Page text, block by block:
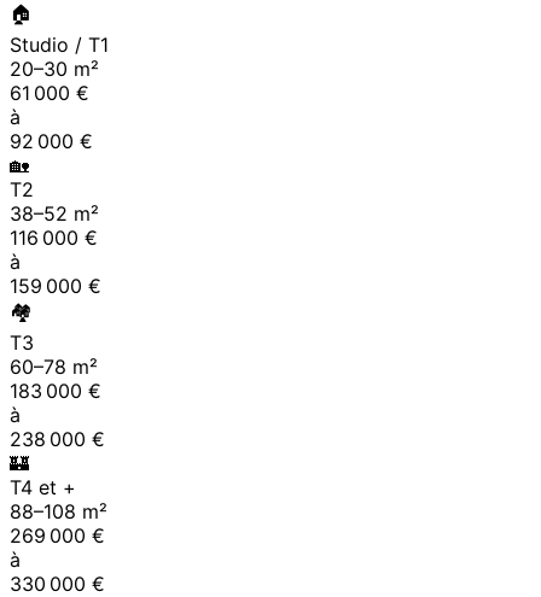
🏠
Studio / T1
20–30 m²
61 000 €
à
92 000 €
🏡
T2
38–52 m²
116 000 €
à
159 000 €
🏘
T3
60–78 m²
183 000 €
à
238 000 €
🏰
T4 et +
88–108 m²
269 000 €
à
330 000 €